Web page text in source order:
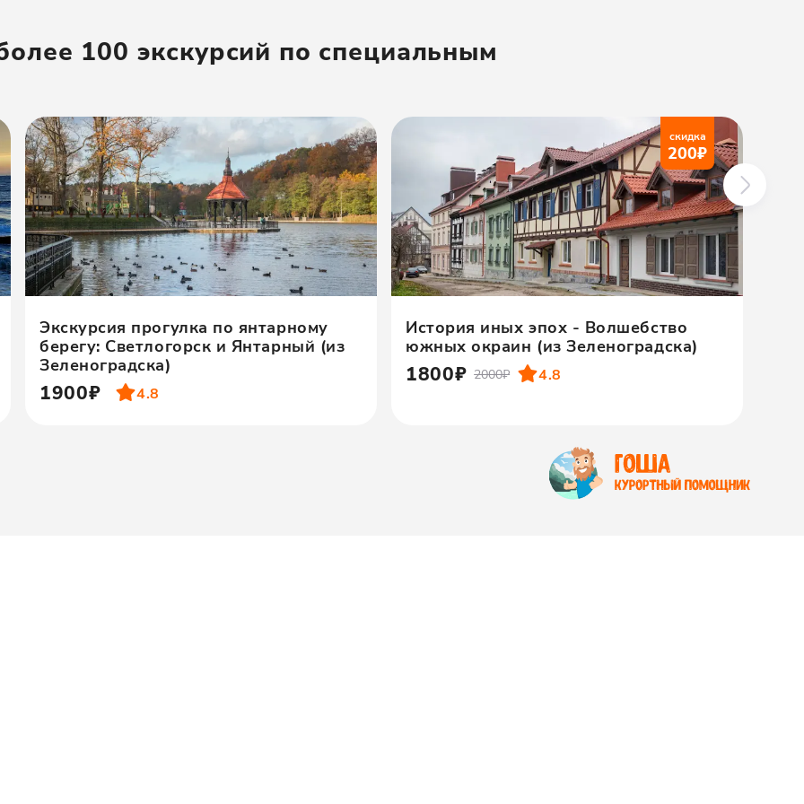
100 экскурсий по специальным
Экскурсия прогулка по янтарному
берегу: Светлогорск и Янтарный (из
Зеленоградска)
1900₽ 4.8
скидка
200₽
История иных эпох - Волшебство
южных окраин (из Зеленоградска)
1800₽ 2000₽ 4.8